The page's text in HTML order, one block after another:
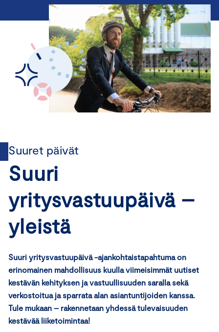
Suuret päivät
Suuri
yritysvastuupäivä –
yleistä
Suuri yritysvastuupäivä -ajankohtaistapahtuma on
erinomainen mahdollisuus kuulla viimeisimmät uutiset
kestävän kehityksen ja vastuullisuuden saralla sekä
verkostoitua ja sparrata alan asiantuntijoiden kanssa.
Tule mukaan – rakennetaan yhdessä tulevaisuuden
kestävää liiketoimintaa!